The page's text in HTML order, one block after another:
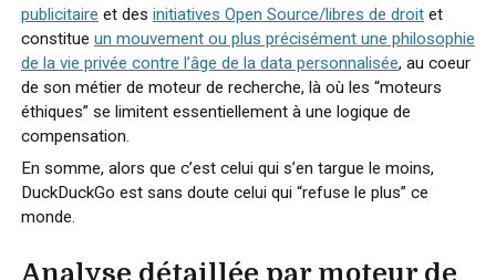
publicitaire et des initiatives Open Source/libres de droitet
constitue un mouvement ou plus précisément une philosophie
de la vie privée contre l’âge de la data personnalisée, au coeur
de son métier de moteur de recherche, là où les “moteurs
éthiques” se limitent essentiellement à une logique de
compensation.
En somme, alors que c’est celui qui s’en targue le moins,
DuckDuckGo est sans doute celui qui “refuse le plus” ce
monde.